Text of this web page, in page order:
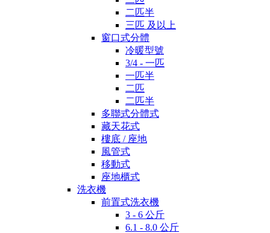
二匹半
三匹 及以上
窗口式分體
冷暖型號
3/4 - 一匹
一匹半
二匹
二匹半
多聯式分體式
藏天花式
樓底 / 座地
風管式
移動式
座地櫃式
洗衣機
前置式洗衣機
3 - 6 公斤
6.1 - 8.0 公斤